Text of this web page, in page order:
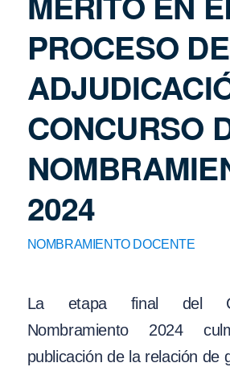
PROCESO DE
CONCURSO
2024
NOMBRAMIENTO DOCENTE
La etapa final del
Nombramiento 2024
publicación de la relación de